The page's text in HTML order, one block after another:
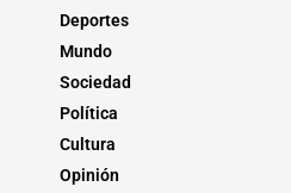
Deportes
Mundo
Sociedad
Política
Cultura
Opinión